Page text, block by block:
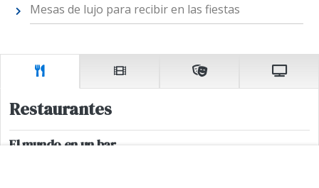
Mesas de lujo para recibir en las fiestas
Restaurantes
El mundo en un bar.